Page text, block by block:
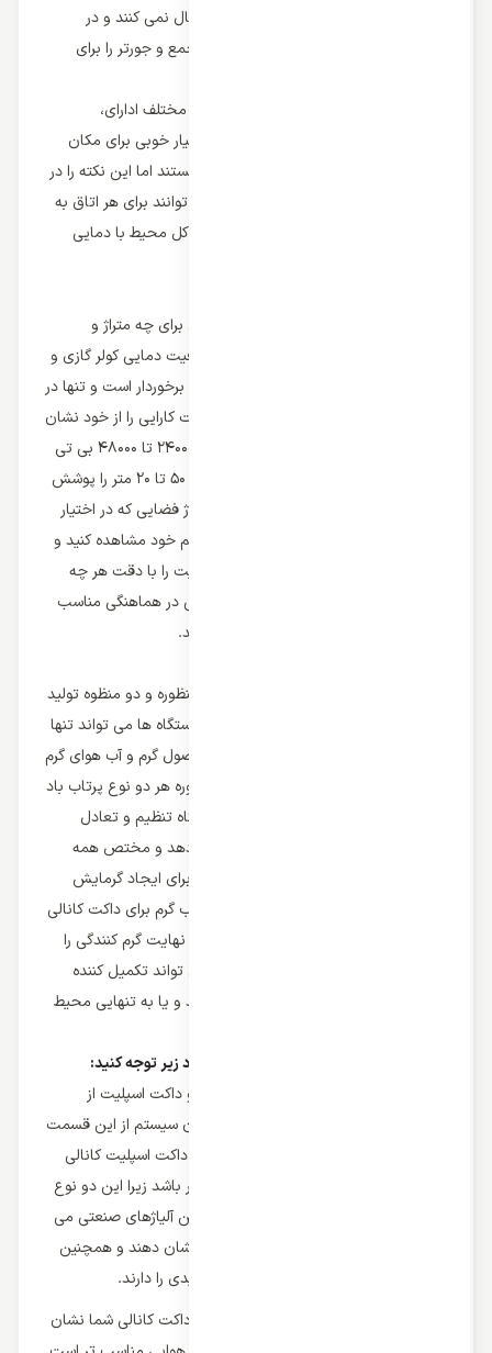
طراحی توکاری که دارند فضای زیادی را اشغال نمی کنند و در
نتیجه می توانند ظاهری مدرن و فضایی جمع و جورتر را برای
داکت اسپلیت های کانالی برای محیط های مختلف ادارای،
مسکونی و تجاری مناسب است و گزینه بسیار خوبی برای مکان
هایی است که از تعداد اتاق بالا برخوردار هستند اما این نکته را در
نظر داشته باشید که داکت اسپلیت ها نمی توانند برای هر اتاق به
صورت جداگانه تنظیم سازی انجام دهند و کل محیط با دمایی
ظرفیت دمایی نشان می دهد که کولر گازی برای چه متراژ و
فضایی مناسب است و هماهنگی میان ظرفیت دمایی کولر گازی و
مترآژ فضای در اختیار کاربر از اهمیت بالایی برخوردار است و تنها در
این صورت است که سیستم می تواند نهایت کارایی را از خود نشان
دهد و داکت اسپلیت ها از ظرفیت دمایی 24000 تا 48000 بی تی
یو موجود هستند و می توانند متراژ معادل 50 تا 20 متر را پوشش
دهند. در خرید کولر گازی متناسب برای متراژ فضایی که در اختیار
دارید دقت کنید تا نهایت کارکرد را از سیستم خود مشاهده کنید و
علاوه بر این نصب و راه اندازی داکت اسپلیت را با دقت هر چه
تمام انجام دهید تا یونیت داخلی و خارجی در هماهنگی مناسب
با یکدیگر بتوانند نهایت کارایی را ایجاد کنند.
داکت اسپلیت های کانالی در دو نوع تک منظوره و دو منظوه تولید
و عرضه می شوند و نوع تک منظوره این دستگاه ها می تواند تنها
هوای خنک را ایجاد کند و در نتیجه برای فصول گرم و آب هوای گرم
و خشک کاربردی تر است و در نوع دو منظوره هر دو نوع پرتاب باد
گرم و سرد ایجاد می شود و در نتیجه دستگاه تنظیم و تعادل
سازی دمایی را به بهترین شیوه انجام می دهد و مختص همه
فصول و همه روزهای سال می باشد و اما برای ایجاد گرمایش
بهتر در مناطق سردسیر بهتر است از کویل آب گرم برای داکت کانالی
بهره برد که می تواند از طریق سیال آب گرم نهایت گرم کنندگی را
برای کولر گازی ایجاد کند و این سیستم می تواند تکمیل کننده
سایر دستگاه های گرمایشی خانه کاربر باشد و یا به تنهایی محیط
در هنگام خرید داکت اسپلیت کانالی به موارد زیر توجه کنید:
: کمپسور در کولر گازی و داکت اسپلیت از
اهمیت بالایی برخوردار است و تمان توان سیستم از این قسمت
نشات می گیرد و در نظر داشته باشید که داکت اسپلیت کانالی
شما از کمپرسور روتاری یا اسکرال برخوردار باشد زیرا این دو نوع
موتور با طراحی و ساخت برگرفته از برترین آلیاژهای صنعتی می
توانند نهایت دوام و استحکام را ز خود نشان دهند و همچنین
کم ترین میزان مصرف نویز و صدای تولیدی را دارند.
: کلاس موجود در داکت کانالی شما نشان